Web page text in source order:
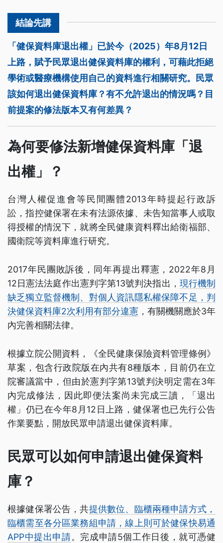
「健保資料庫退出權」已於今（2025）年8月12日
上路，賦予民眾退出健保資料庫的權利，可藉此拒絕
學術或醫療機構使用自己的資料進行相關研究。民眾
該如何退出健保資料庫？有不允許退出的情況嗎？目
前提案的修法版本又有何差異？
為何要修法新增健保資料庫「退
出權」？
台灣人權促進會等民間團體2013年時提起行政訴
訟，指控健保署在未有法源依據、未告知當事人或取
得授權的情況下，就將全民健康資料釋出給衛福部、
國衛院等資料庫進行研究。
2017年民團敗訴後，同年再提出釋憲，2022年8月
12日憲法法庭作出憲判字第13號判決指出， 現行機制
缺乏獨立監督機制、對個人資訊隱私權保障不足，判
決健保資料庫2次利用有部分違憲 ，有關機關應於3年
內完善相關法律。
根據立院公開資料，《全民健康保險資料管理條例》
草案，包含行政院版在內共有8種版本，目前仍在立
院審議當中，但由於憲判字第13號判決明定需在3年
內完成修法，因此即便法案尚未完成三讀，「退出
權」仍已在今年8月12日上路，健保署也已先行公告
作業要點，開放民眾申請退出健保資料庫。
民眾可以如何申請退出健保資料
庫？
根據健保署公告，共提供數位、臨櫃兩種申請方式，
臨櫃需至各分區業務組申請，線上則可於健保快易通
APP中提出申請。完成申請5個工作日後，就可憑健